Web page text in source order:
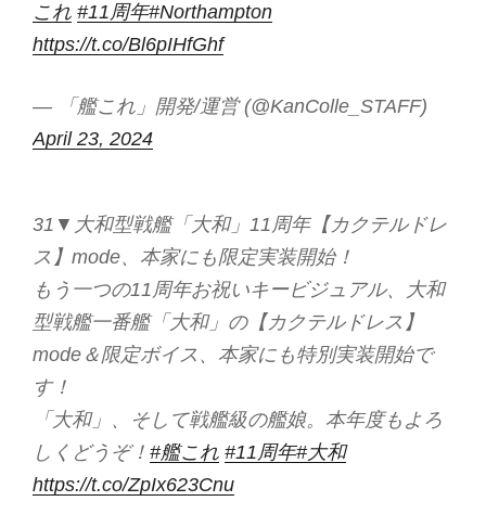
これ #11周年#Northampton
https://t.co/Bl6pIHfGhf
— 「艦これ」開発/運営 (@KanColle_STAFF)
April 23, 2024
31▼大和型戦艦「大和」11周年【カクテルドレ
ス】mode、本家にも限定実装開始！
もう一つの11周年お祝いキービジュアル、大和
型戦艦一番艦「大和」の【カクテルドレス】
mode＆限定ボイス、本家にも特別実装開始で
す！
「大和」、そして戦艦級の艦娘。本年度もよろ
しくどうぞ！ #艦これ #11周年#大和
https://t.co/ZpIx623Cnu